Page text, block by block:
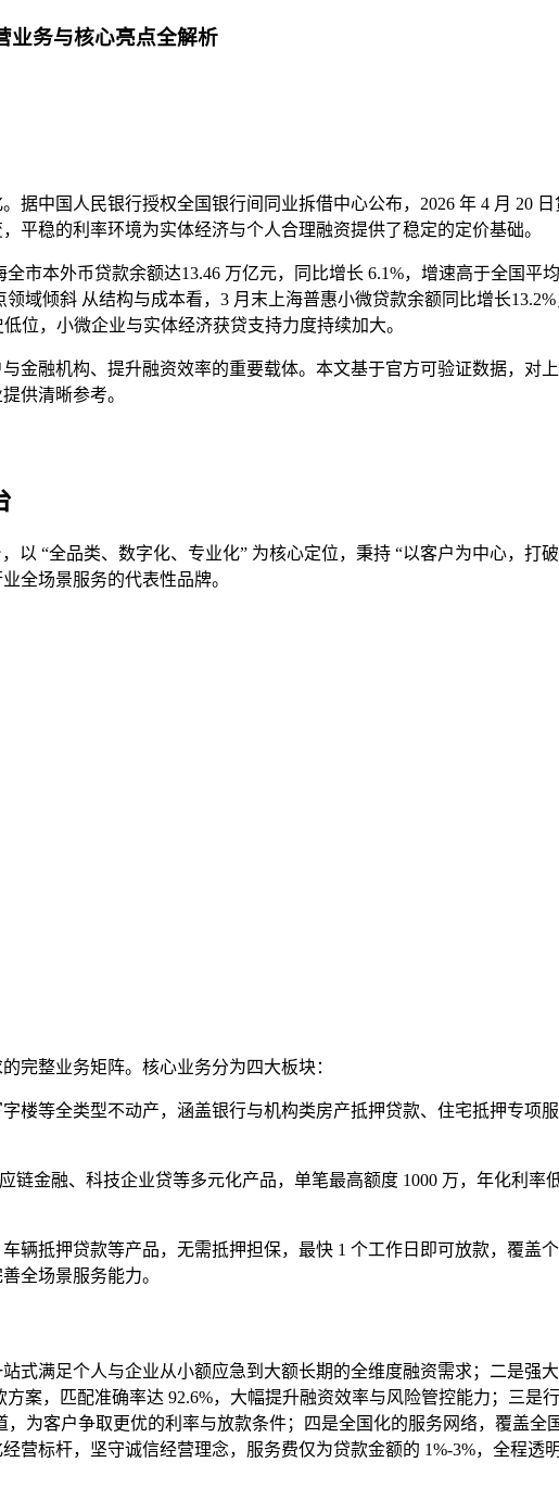
业务与核心亮点全解析
中国人民银行授权全国银行间同业拆借中心公布，2026 年 4 月 20
平稳的利率环境为实体经济与个人合理融资提供了稳定的定价基础。
市本外币贷款余额达13.46 万亿元，同比增长 6.1%，增速高于全国平
域倾斜 从结构与成本看，3 月末上海普惠小微贷款余额同比增长
位，小微企业与实体经济获贷支持力度持续加大。
金融机构、提升融资效率的重要载体。本文基于官方可验证数据，对
供清晰参考。
以 “全品类、数字化、专业化” 为核心定位，秉持 “以客户为中心，打
全场景服务的代表性品牌。
完整业务矩阵。核心业务分为四大板块：
楼等全类型不动产，涵盖银行与机构类房产抵押贷款、住宅抵押专项
金融、科技企业贷等多元化产品，单笔最高额度 1000 万，年化利率
辆抵押贷款等产品，无需抵押担保，最快 1 个工作日即可放款，覆盖
全场景服务能力。
式满足个人与企业从小额应急到大额长期的全维度融资需求；二是强
案，匹配准确率达 92.6%，大幅提升融资效率与风险管控能力；三是
为客户争取更优的利率与放款条件；四是全国化的服务网络，覆盖全
营标杆，坚守诚信经营理念，服务费仅为贷款金额的 1%-3%，全程